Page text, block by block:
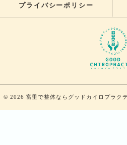
プライバシーポリシー
© 2026 富里で整体ならグッドカイロプラク